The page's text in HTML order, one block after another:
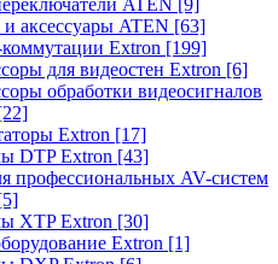
ATEN [9]
аксессуары ATEN [63]
Extron [199]
для видеостен Extron [6]
обработки видеосигналов
Extron [17]
DTP Extron [43]
профессиональных AV-систем
XTP Extron [30]
Extron [1]